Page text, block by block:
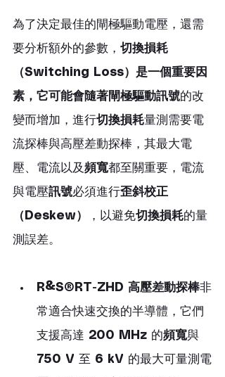
為了決定最佳的閘極驅動電壓，還需
要分析額外的參數， 切換損耗
（Switching Loss）是一個重要因
素，它可能會隨著閘極驅動訊號的改
變而增加，進行切換損耗量測需要電
流探棒與高壓差動探棒，其最大電
壓、電流以及頻寬都至關重要，電流
與電壓訊號必須進行歪斜校正
（Deskew） ，以避免切換損耗的量
測誤差。
R&S®RT-ZHD 高壓差動探棒非
常適合快速交換的半導體，它們
支援高達 200 MHz 的頻寬與
750 V 至 6 kV 的最大可量測電